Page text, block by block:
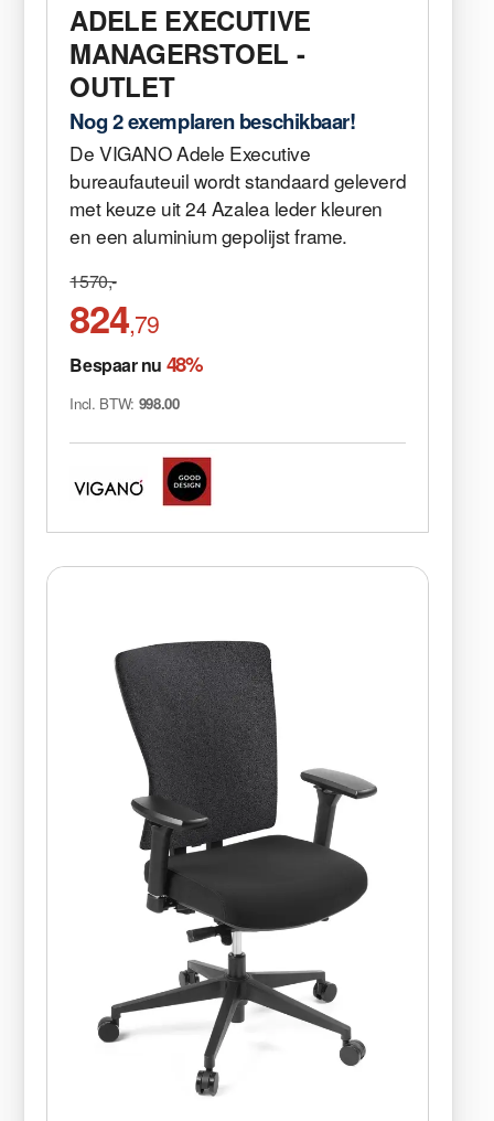
ADELE EXECUTIVE
MANAGERSTOEL -
OUTLET
Nog 2 exemplaren beschikbaar!
De VIGANO Adele Executive
bureaufauteuil wordt standaard geleverd
met keuze uit 24 Azalea leder kleuren
en een aluminium gepolijst frame.
1570,-
824,79
Bespaar nu 48%
Incl. BTW: 998.00